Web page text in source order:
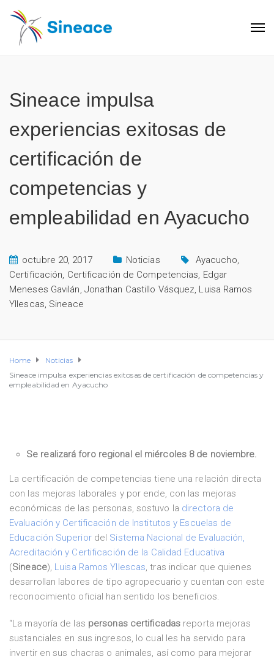
Sineace impulsa
experiencias exitosas de
certificación de
competencias y
empleabilidad en Ayacucho
octubre 20, 2017 Noticias Ayacucho,
Certificación, Certificación de Competencias, Edgar
Meneses Gavilán, Jonathan Castillo Vásquez, Luisa Ramos
Yllescas, Sineace
Home
Noticias
Sineace impulsa experiencias exitosas de certificación de competencias y
empleabilidad en Ayacucho
Se realizará foro regional el miércoles 8 de noviembre.
La certificación de competencias tiene una relación directa
con las mejoras laborales y por ende, con las mejoras
económicas de las personas, sostuvo la directora de
Evaluación y Certificación de Institutos y Escuelas de
Educación Superiordel Sistema Nacional de Evaluación,
Acreditación y Certificación de la Calidad Educativa
(Sineace), Luisa Ramos Yllescas, tras indicar que quienes
desarrollan labores de tipo agropecuario y cuentan con este
reconocimiento oficial han sentido los beneficios.
“La mayoría de las personas certificadas reporta mejoras
sustanciales en sus ingresos, lo cual les ha servido para
invertir en sus chacras o animales, así como para mejorar